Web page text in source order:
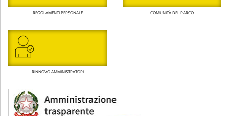
REGOLAMENTI PERSONALE COMUNITÀ DEL PARCO
RINNOVO AMMINISTRATORI